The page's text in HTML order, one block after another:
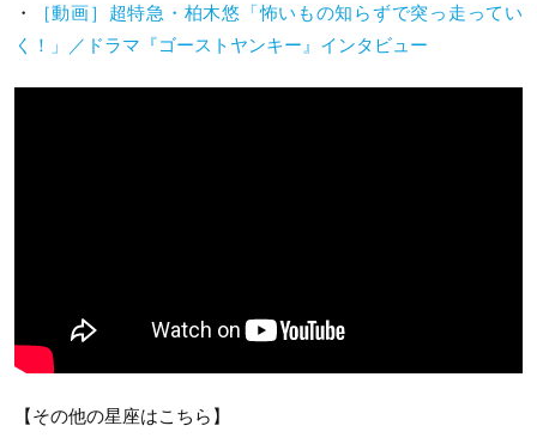
・
［動画］超特急・柏木悠「怖いもの知らずで突っ走ってい
く！」／ドラマ『ゴーストヤンキー』インタビュー
【その他の星座はこちら】